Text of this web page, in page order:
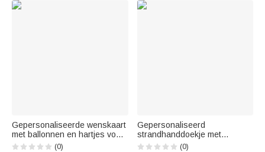
breien houdt
breiliefhebbers
Gepersonaliseerde wenskaart
met ballonnen en hartjes voor
een tweeling, met namen en
(0)
Gepersonaliseerd
strandhanddoekje met
capuchon: zeemeerminprinses
(0)